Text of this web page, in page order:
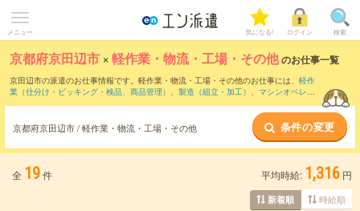
メニュー 気になる! ログイン 検索
京都府京田辺市 ×軽作業・物流・工場・その他のお仕事一覧
京田辺市の派遣のお仕事情報です。軽作業・物流・工場・その他のお仕事には、 軽作
業（仕分け・ピッキング・検品、商品管理） 、 製造（組立・加工） 、 マシンオペレー
京都府京田辺市 / 軽作業・物流・工場・その他 条件の変更
全 19件 平均時給: 1,316 円
新着順 時給順